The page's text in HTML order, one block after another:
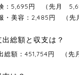
：5,695円 （先月
・美容：2,485円 （先
総額と収支は？
総額：451,754円 （先